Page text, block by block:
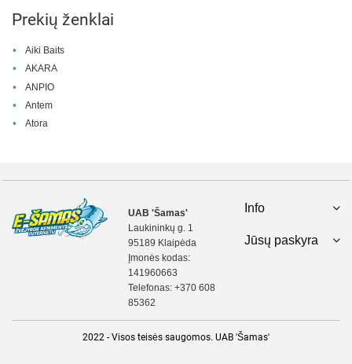
Prekių ženklai
Aiki Baits
AKARA
ANPIO
Antem
Atora
UAB 'Šamas'
Laukininkų g. 1
95189 Klaipėda
Įmonės kodas:
141960663
Telefonas: +370 608
85362
Info
Jūsų paskyra
2022 - Visos teisės saugomos. UAB 'Šamas'